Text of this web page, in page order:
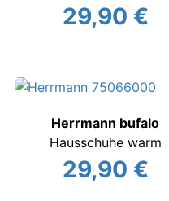
29,90 €
Herrmann bufalo
Hausschuhe warm
29,90 €